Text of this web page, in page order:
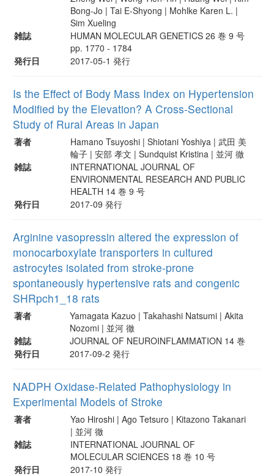
Bong-Jo | Tai E-Shyong | Mohlke Karen L. |
Sim Xueling
雑誌
HUMAN MOLECULAR GENETICS 26 巻 9 号
pp. 1770 - 1784
発行日
2017-05-1 発行
Is the Effect of Body Mass Index on Hypertension
Modified by the Elevation? A Cross-Sectional
Study of Rural Areas in Japan
著者
Hamano Tsuyoshi | Shiotani Yoshiya | 武田 美
輪子 | 安部 孝文 | Sundquist Kristina | 並河 徹
雑誌
INTERNATIONAL JOURNAL OF
ENVIRONMENTAL RESEARCH AND PUBLIC
HEALTH 14 巻 9 号
発行日
2017-09 発行
Arginine vasopressin altered the expression of
monocarboxylate transporters in cultured
astrocytes isolated from stroke-prone
spontaneously hypertensive rats and congenic
SHRpch1_18 rats
著者
Yamagata Kazuo | Takahashi Natsumi | Akita
Nozomi | 並河 徹
雑誌
JOURNAL OF NEUROINFLAMMATION 14 巻
発行日
2017-09-2 発行
NADPH Oxidase-Related Pathophysiology in
Experimental Models of Stroke
著者
Yao Hiroshi | Ago Tetsuro | Kitazono Takanari
| 並河 徹
雑誌
INTERNATIONAL JOURNAL OF
MOLECULAR SCIENCES 18 巻 10 号
発行日
2017-10 発行